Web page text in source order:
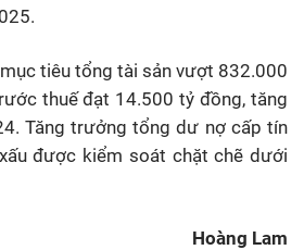
tiêu tổng tài sản vượt 832.000
thuế đạt 14.500 tỷ đồng, tăng
Tăng trưởng tổng dư nợ cấp tín
được kiểm soát chặt chẽ dưới
Hoàng Lam